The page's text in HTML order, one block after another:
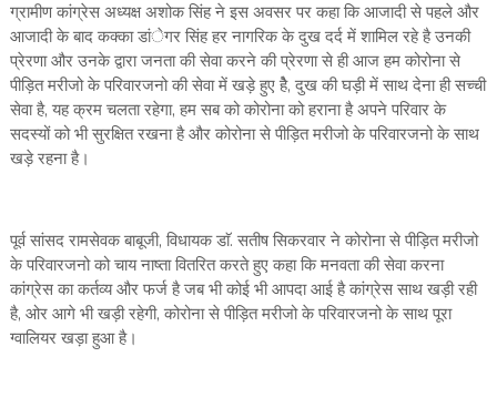
ग्रामीण कांग्रेस अध्यक्ष अशोक सिंह ने इस अवसर पर कहा कि आजादी से पहले और
आजादी के बाद कक्का डांेगर सिंह हर नागरिक के दुख दर्द में शामिल रहे है उनकी
प्रेरणा और उनके द्वारा जनता की सेवा करने की प्रेरणा से ही आज हम कोरोना से
पीड़ित मरीजो के परिवारजनो की सेवा में खड़े हुए हेै, दुख की घड़ी में साथ देना ही सच्ची
सेवा है, यह क्रम चलता रहेगा, हम सब को कोरोना को हराना है अपने परिवार के
सदस्यों को भी सुरक्षित रखना है और कोरोना से पीड़ित मरीजो के परिवारजनो के साथ
खड़े रहना है।
पूर्व सांसद रामसेवक बाबूजी, विधायक डाॅ. सतीष सिकरवार ने कोरोना से पीड़ित मरीजो
के परिवारजनो को चाय नाष्ता वितरित करते हुए कहा कि मनवता की सेवा करना
कांग्रेस का कर्तव्य और फर्ज है जब भी कोई भी आपदा आई है कांग्रेस साथ खड़ी रही
है, ओर आगे भी खड़ी रहेगी, कोरोना से पीड़ित मरीजो के परिवारजनो के साथ पूरा
ग्वालियर खड़ा हुआ है।